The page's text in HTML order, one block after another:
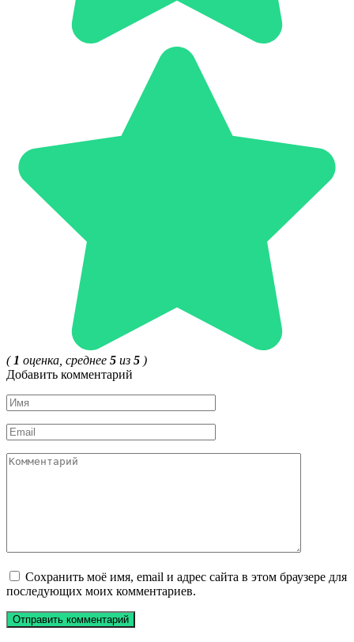
( 1 оценка, среднее 5 из 5 )
Добавить комментарий
Имя
*
Email
*
Комментарий
Сохранить моё имя, email и адрес сайта в этом браузере для
последующих моих комментариев.